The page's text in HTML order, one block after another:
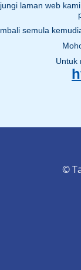
laman web
semula
Untuk
©